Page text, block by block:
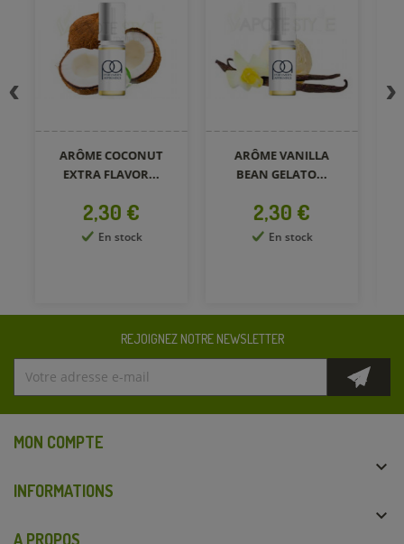
ARÔME COCONUT
EXTRA FLAVOR...
Prix
2,30 €
En stock
ARÔME VANILLA
BEAN GELATO...
Prix
2,30 €
En stock
REJOIGNEZ NOTRE NEWSLETTER
MON COMPTE

INFORMATIONS

A PROPOS